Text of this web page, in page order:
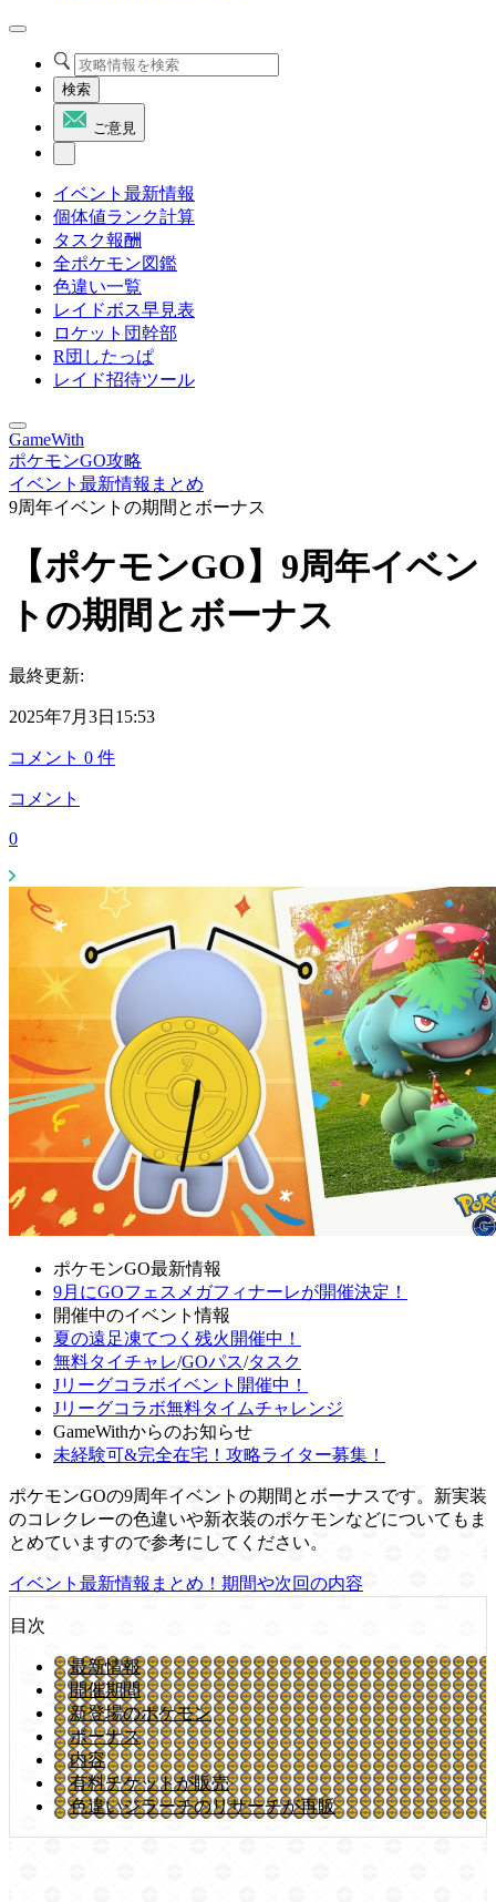
検索
ご意見
イベント最新情報
個体値ランク計算
タスク報酬
全ポケモン図鑑
色違い一覧
レイドボス早見表
ロケット団幹部
R団したっぱ
レイド招待ツール
GameWith
ポケモンGO攻略
イベント最新情報まとめ
9周年イベントの期間とボーナス
【ポケモンGO】9周年イベン
トの期間とボーナス
最終更新:
2025年7月3日15:53
コメント 0 件
コメント
0
ポケモンGO最新情報
9月にGOフェスメガフィナーレが開催決定！
開催中のイベント情報
夏の遠足凍てつく残火開催中！
無料タイチャレ/GOパス/タスク
Jリーグコラボイベント開催中！
Jリーグコラボ無料タイムチャレンジ
GameWithからのお知らせ
未経験可&完全在宅！攻略ライター募集！
ポケモンGOの9周年イベントの期間とボーナスです。新実装
のコレクレーの色違いや新衣装のポケモンなどについてもま
とめていますので参考にしてください。
イベント最新情報まとめ！期間や次回の内容
目次
最新情報
開催期間
新登場のポケモン
ボーナス
内容
有料チケットが販売
色違いジラーチのリサーチが再販